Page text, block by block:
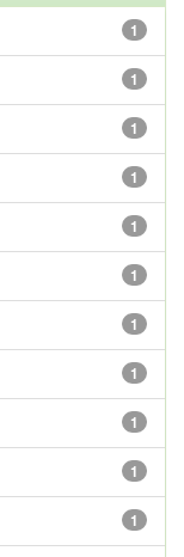
1
1
1
1
1
1
1
1
1
1
1